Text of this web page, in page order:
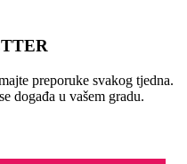
preporuke svakog tjedna.
događa u vašem gradu.